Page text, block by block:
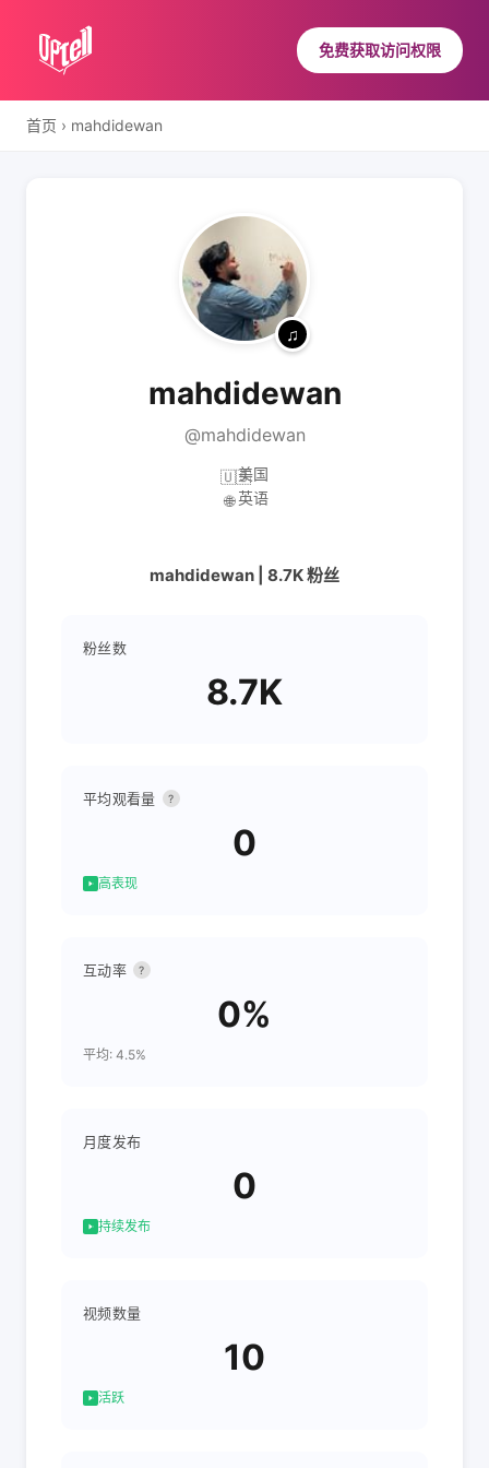
免费获取访问权限
首页 › mahdidewan
mahdidewan
@mahdidewan
🇺🇸美国
🌐 英语
mahdidewan | 8.7K 粉丝
粉丝数
8.7K
平均观看量 ?
0
高表现
互动率 ?
0%
平均: 4.5%
月度发布
0
持续发布
视频数量
10
活跃